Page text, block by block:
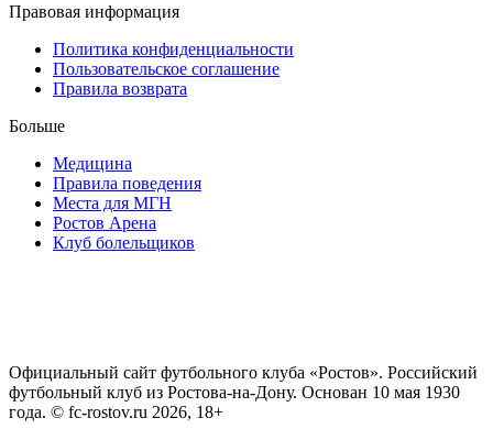
Правовая информация
Политика конфиденциальности
Пользовательское соглашение
Правила возврата
Больше
Медицина
Правила поведения
Места для МГН
Ростов Арена
Клуб болельщиков
Официальный сайт футбольного клуба «Ростов». Российский
футбольный клуб из Ростова-на-Дону. Основан 10 мая 1930
года. © fc-rostov.ru 2026, 18+